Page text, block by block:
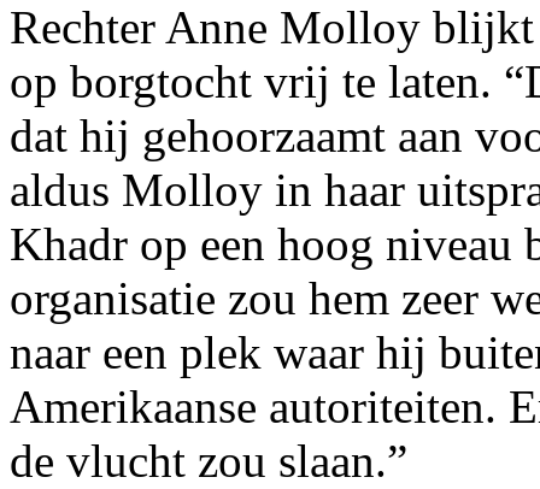
Rechter Anne Molloy
op borgtocht vrij te laten.
dat hij gehoorzaamt aan
aldus Molloy in haar
Khadr op een hoog niveau
organisatie zou hem zeer
naar een plek waar hij
Amerikaanse autoriteiten.
de vlucht zou slaan.”